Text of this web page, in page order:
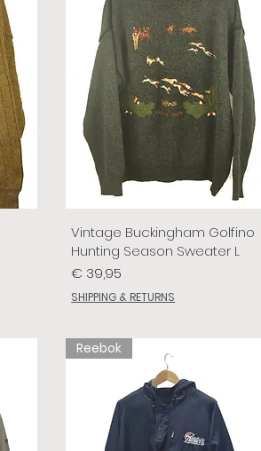
Vintage Buckingham Golfino
Hunting Season Sweater L
Prijs
€ 39,95
SHIPPING & RETURNS
Reebok